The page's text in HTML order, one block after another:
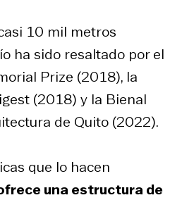
10 mil metros
ha sido resaltado por el
Prize (2018), la
(2018) y la Bienal
de Quito (2022).
que lo hacen
una estructura de